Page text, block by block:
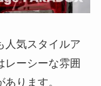
人気スタイルア
レーシーな雰囲
ります。